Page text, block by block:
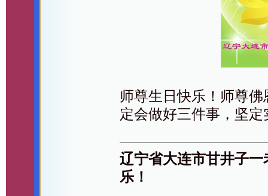
师尊生日快乐！师尊
定会做好三件事，坚
辽宁省大连市甘井子
乐！